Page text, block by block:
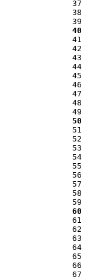
37
38
39
40
41
42
43
44
45
46
47
48
49
50
51
52
53
54
55
56
57
58
59
60
61
62
63
64
65
66
67